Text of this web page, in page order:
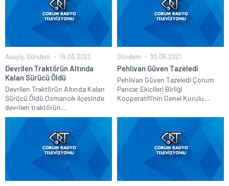
Asayiş, Gündem 19.03.2023
Devrilen Traktörün Altında
Kalan Sürücü Öldü
Devrilen Traktörün Altında Kalan
Sürücü Öldü Osmancık ilçesinde
devrilen traktörün...
Gündem 30.06.2021
Pehlivan Güven Tazeledi
Pehlivan Güven Tazeledi Çorum
Pancar Ekicileri Birliği
Kooperatifi’nin Genel Kurulu...